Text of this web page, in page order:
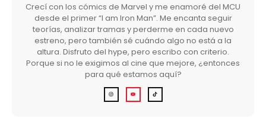
Crecí con los cómics de Marvel y me enamoré del MCU
desde el primer “I am Iron Man”. Me encanta seguir
teorías, analizar tramas y perderme en cada nuevo
estreno, pero también sé cuándo algo no está a la
altura. Disfruto del hype, pero escribo con criterio.
Porque si no le exigimos al cine que mejore, ¿entonces
para qué estamos aquí?